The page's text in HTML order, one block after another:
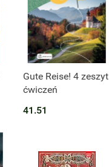
Gute Reise! 4 zeszyt
ćwiczeń
41.51